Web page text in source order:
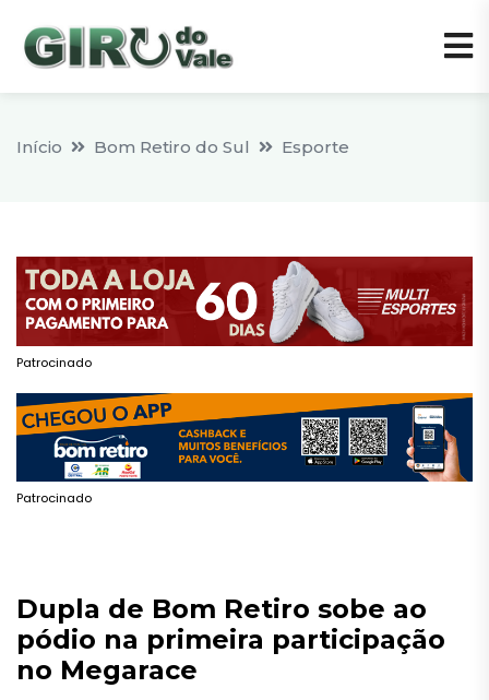
Início Bom Retiro do Sul Esporte
Patrocinado
Patrocinado
Dupla de Bom Retiro sobe ao
pódio na primeira participação
no Megarace